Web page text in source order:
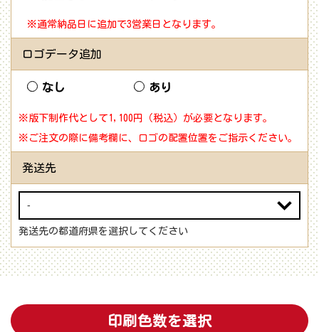
※通常納品日に追加で3営業日となります。
ロゴデータ追加
なし あり
※版下制作代として1,100円（税込）が必要となります。
※ご注文の際に備考欄に、ロゴの配置位置をご指示ください。
発送先
発送先の都道府県を選択してください
印刷色数を選択